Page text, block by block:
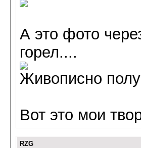
А это фото
горел....
Живописно
Вот это мои
RZG